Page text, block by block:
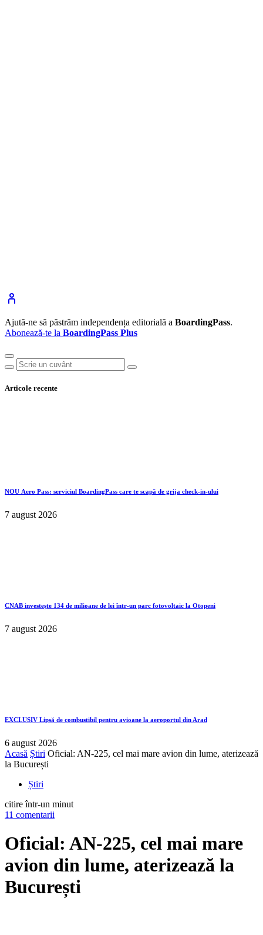
Ajută-ne să păstrăm independența editorială a BoardingPass.
Abonează-te la BoardingPass Plus
Articole recente
NOU Aero Pass: serviciul BoardingPass care te scapă de grija check-in-ului
7 august 2026
CNAB investește 134 de milioane de lei într-un parc fotovoltaic la Otopeni
7 august 2026
EXCLUSIV Lipsă de combustibil pentru avioane la aeroportul din Arad
6 august 2026
Acasă Știri Oficial: AN-225, cel mai mare avion din lume, aterizează
la București
Știri
citire într-un minut
11 comentarii
Oficial: AN-225, cel mai mare
avion din lume, aterizează la
București